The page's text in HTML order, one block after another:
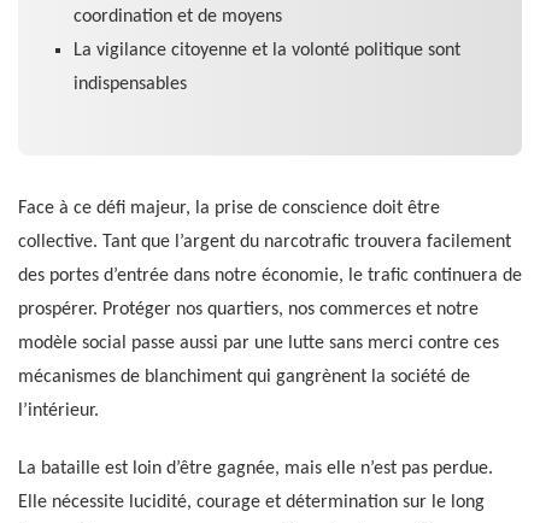
coordination et de moyens
La vigilance citoyenne et la volonté politique sont
indispensables
Face à ce défi majeur, la prise de conscience doit être
collective. Tant que l’argent du narcotrafic trouvera facilement
des portes d’entrée dans notre économie, le trafic continuera de
prospérer. Protéger nos quartiers, nos commerces et notre
modèle social passe aussi par une lutte sans merci contre ces
mécanismes de blanchiment qui gangrènent la société de
l’intérieur.
La bataille est loin d’être gagnée, mais elle n’est pas perdue.
Elle nécessite lucidité, courage et détermination sur le long